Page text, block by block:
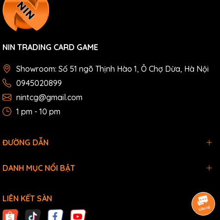
NIN TRADING CARD GAME
Showroom: Số 51 ngõ Thịnh Hào 1, Ô Chợ Dừa, Hà Nội
0945020899
nintcg@gmail.com
1 pm - 10 pm
ĐƯỜNG DẪN
DANH MỤC NỔI BẬT
LIÊN KẾT SÀN